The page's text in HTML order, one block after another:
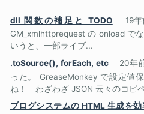
dll 関数の補足と TODO 19年
GM_xmlhttprequest の onload で
いうと、一部ライブ...
.toSource(), forEach, etc
20年
った。 GreaseMonkey で設定値
ね！ わざわざ JSON 云々のコピ
ブログシステムの HTML 生成を効